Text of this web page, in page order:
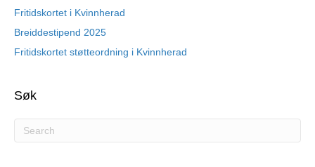
Fritidskortet i Kvinnherad
Breiddestipend 2025
Fritidskortet støtteordning i Kvinnherad
Søk